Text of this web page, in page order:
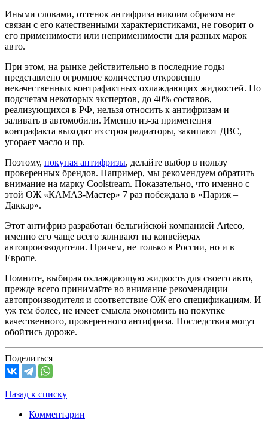
Иными словами, оттенок антифриза никоим образом не
связан с его качественными характеристиками, не говорит о
его применимости или неприменимости для разных марок
авто.
При этом, на рынке действительно в последние годы
представлено огромное количество откровенно
некачественных контрафактных охлаждающих жидкостей. По
подсчетам некоторых экспертов, до 40% составов,
реализующихся в РФ, нельзя относить к антифризам и
заливать в автомобили. Именно из-за применения
контрафакта выходят из строя радиаторы, закипают ДВС,
угорает масло и пр.
Поэтому, покупая антифризы, делайте выбор в пользу
проверенных брендов. Например, мы рекомендуем обратить
внимание на марку Coolstream. Показательно, что именно с
этой ОЖ «КАМАЗ-Мастер» 7 раз побеждала в «Париж –
Даккар».
Этот антифриз разработан бельгийской компанией Arteco,
именно его чаще всего заливают на конвейерах
автопроизводители. Причем, не только в России, но и в
Европе.
Помните, выбирая охлаждающую жидкость для своего авто,
прежде всего принимайте во внимание рекомендации
автопроизводителя и соответствие ОЖ его спецификациям. И
уж тем более, не имеет смысла экономить на покупке
качественного, проверенного антифриза. Последствия могут
обойтись дороже.
Поделиться
Назад к списку
Комментарии